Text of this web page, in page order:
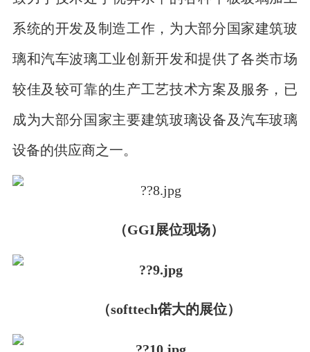
系统的开发及制造工作，为大部分国家建筑玻
璃和汽车波璃工业创新开发和提供了各类市场
较佳及较可靠的生产工艺技术方案及服务，已
成为大部分国家主要建筑玻璃设备及汽车玻璃
设备的供应商之一。
（GGI展位现场）
（softtech偌大的展位）